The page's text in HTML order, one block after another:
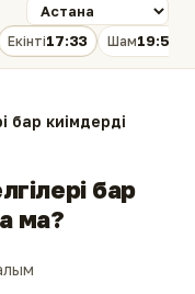
Екінті17:33 Шам19:53
бар киімдерді
бар
ма?